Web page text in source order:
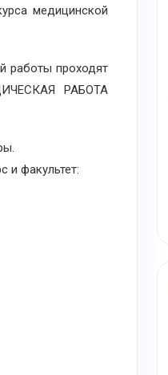
медицинской
работы проходят
РАБОТА
факультет: